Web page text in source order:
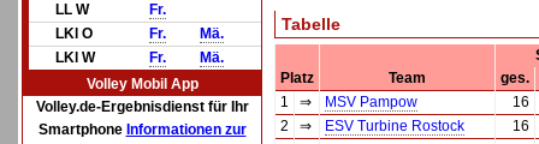
LL W
Fr.
LKl O
Fr.
Mä.
LKl W
Fr.
Mä.
Volley Mobil App
Volley.de-Ergebnisdienst für Ihr
Smartphone Informationen zur
Tabelle
Platz
Team
ges.
1
⇒ MSV Pampow
16
2
⇒ ESV Turbine Rostock
16